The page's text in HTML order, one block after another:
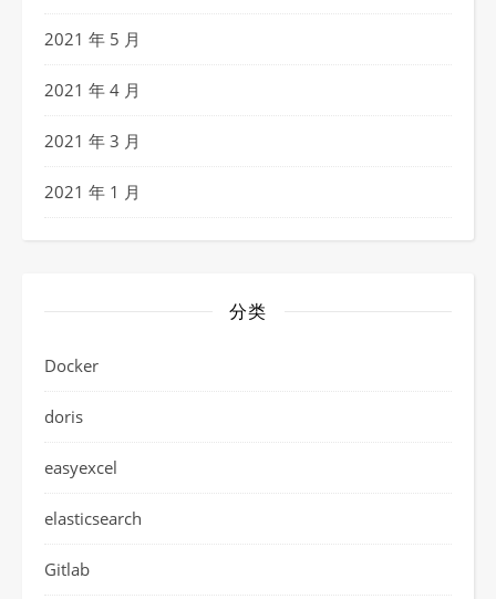
2021 年 5 月
2021 年 4 月
2021 年 3 月
2021 年 1 月
分类
Docker
doris
easyexcel
elasticsearch
Gitlab